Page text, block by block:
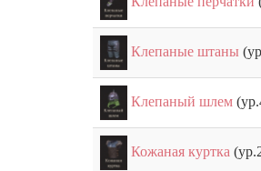
Клепаные штаны
Клепаный шлем
Кожаная куртка